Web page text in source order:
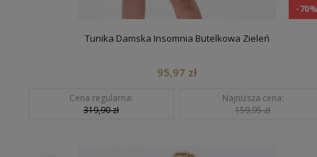
-
Tunika Damska Insomnia Butelkowa Zieleń
95,97 zł
Cena regularna:
319,90 zł
Najniższa cena:
159,95 zł